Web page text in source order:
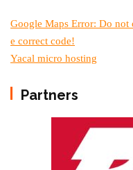
Google Maps Error: Do not
e correct code!
Yacal micro hosting
Partners